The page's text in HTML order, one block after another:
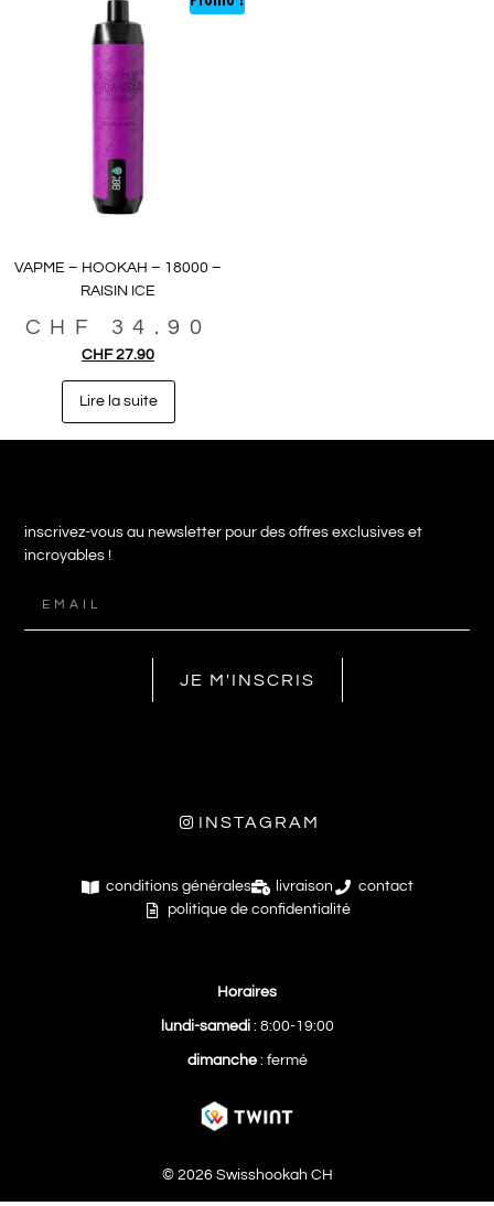
VAPME – HOOKAH – 18000 –
RAISIN ICE
CHF 34.90
CHF27.90
Lire la suite
inscrivez-vous au newsletter pour des offres exclusives et
incroyables !
JE M'INSCRIS
INSTAGRAM
conditions générales livraison
contact
politique de confidentialité
Horaires
lundi-samedi: 8:00-19:00
dimanche: fermé
© 2026 Swisshookah CH